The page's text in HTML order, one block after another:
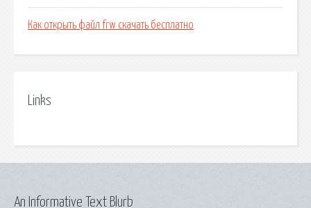
Как открыть файл frw скачать бесплатно
Links
An Informative Text Blurb